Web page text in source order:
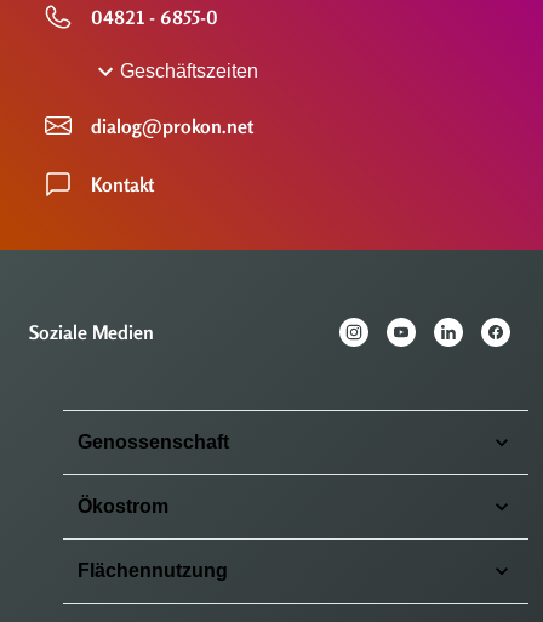
04821 - 6855-0
Geschäftszeiten
dialog@prokon.net
Kontakt
Soziale Medien
Genossenschaft
Ökostrom
Flächennutzung